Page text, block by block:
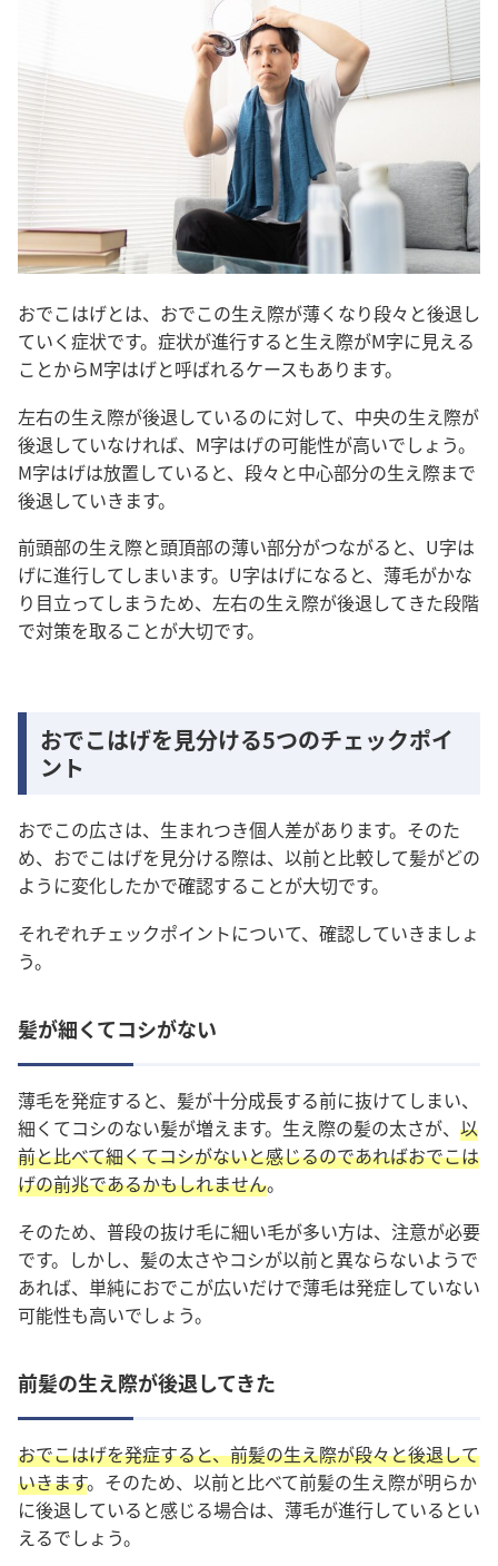
おでこはげとは、おでこの生え際が薄くなり段々と後退し
ていく症状です。症状が進行すると生え際がM字に見える
ことからM字はげと呼ばれるケースもあります。
左右の生え際が後退しているのに対して、中央の生え際が
後退していなければ、M字はげの可能性が高いでしょう。
M字はげは放置していると、段々と中心部分の生え際まで
後退していきます。
前頭部の生え際と頭頂部の薄い部分がつながると、U字は
げに進行してしまいます。U字はげになると、薄毛がかな
り目立ってしまうため、左右の生え際が後退してきた段階
で対策を取ることが大切です。
おでこはげを見分ける5つのチェックポイ
ント
おでこの広さは、生まれつき個人差があります。そのた
め、おでこはげを見分ける際は、以前と比較して髪がどの
ように変化したかで確認することが大切です。
それぞれチェックポイントについて、確認していきましょ
う。
髪が細くてコシがない
薄毛を発症すると、髪が十分成長する前に抜けてしまい、
細くてコシのない髪が増えます。生え際の髪の太さが、 以
前と比べて細くてコシがないと感じるのであればおでこは
げの前兆であるかもしれません。
そのため、普段の抜け毛に細い毛が多い方は、注意が必要
です。しかし、髪の太さやコシが以前と異ならないようで
あれば、単純におでこが広いだけで薄毛は発症していない
可能性も高いでしょう。
前髪の生え際が後退してきた
おでこはげを発症すると、前髪の生え際が段々と後退して
いきます。そのため、以前と比べて前髪の生え際が明らか
に後退していると感じる場合は、薄毛が進行しているとい
えるでしょう。